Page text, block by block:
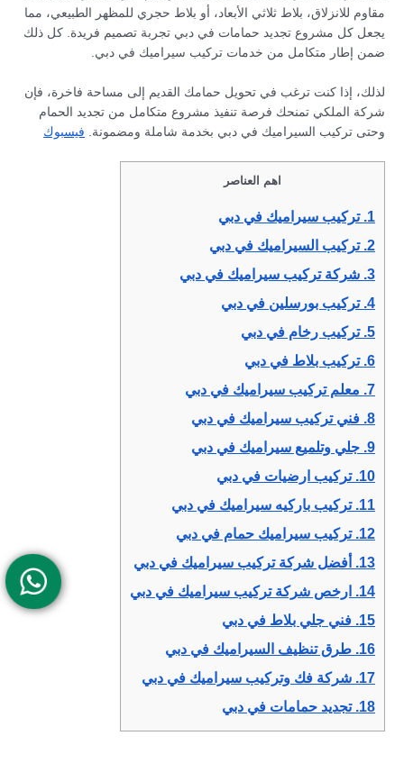
مقاوم للانزلاق، بلاط ثلاثي الأبعاد، أو بلاط حجري للمظهر الطبيعي، مما
يجعل كل مشروع تجديد حمامات في دبي تجربة تصميم فريدة. كل ذلك
ضمن إطار متكامل من خدمات تركيب سيراميك في دبي.
لذلك، إذا كنت ترغب في تحويل حمامك القديم إلى مساحة فاخرة، فإن
شركة الملكي تمنحك فرصة تنفيذ مشروع متكامل من تجديد الحمام
وحتى تركيب السيراميك في دبي بخدمة شاملة ومضمونة. فيسبوك
اهم العناصر
1. تركيب سيراميك في دبي
2. تركيب السيراميك في دبي
3. شركة تركيب سيراميك في دبي
4. تركيب بورسلين في دبي
5. تركيب رخام في دبي
6. تركيب بلاط في دبي
7. معلم تركيب سيراميك في دبي
8. فني تركيب سيراميك في دبي
9. جلي وتلميع سيراميك في دبي
10. تركيب ارضيات في دبي
11. تركيب باركيه سيراميك في دبي
12. تركيب سيراميك حمام في دبي
13.
أفضل شركة تركيب سيراميك في دبي
14.
ارخص شركة تركيب سيراميك في دبي
15. فني جلي بلاط في دبي
16. طرق تنظيف السيراميك في دبي
17. شركة فك وتركيب سيراميك في دبي
18. تجديد حمامات في دبي